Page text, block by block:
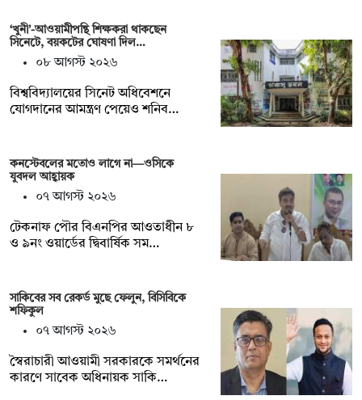
‘খুনী’-আওয়ামীপন্থি শিক্ষকরা থাকছেন
সিনেটে, বয়কটের ঘোষণা দিল…
০৮ আগস্ট ২০২৬
বিশ্ববিদ্যালয়ের সিনেট অধিবেশনে
যোগদানের আমন্ত্রণ পেয়েও শনিব…
কনস্টেবলের মতোও লাগে না—ওসিকে
যুবদল আহ্বায়ক
০৭ আগস্ট ২০২৬
টেকনাফ পৌর বিএনপির আওতাধীন ৮
ও ৯নং ওয়ার্ডের দ্বিবার্ষিক সম…
সাকিবের সব রেকর্ড মুছে ফেলুন, বিসিবিকে
শফিকুল
০৭ আগস্ট ২০২৬
স্বৈরাচারী আওয়ামী সরকারকে সমর্থনের
কারণে সাবেক অধিনায়ক সাকি…